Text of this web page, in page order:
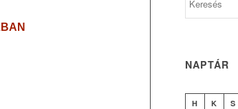
NAPTÁR
H K S